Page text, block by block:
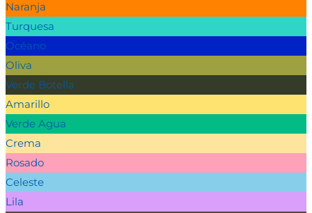
Naranja
Turquesa
Océano
Oliva
Verde Botella
Amarillo
Verde Agua
Crema
Rosado
Celeste
Lila